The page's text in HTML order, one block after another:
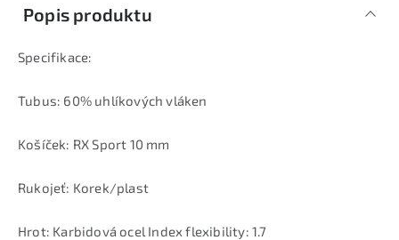
Popis produktu
Specifikace:
Tubus: 60% uhlíkových vláken
Košíček: RX Sport 10 mm
Rukojeť: Korek/plast
Hrot: Karbidová ocel Index flexibility: 1.7